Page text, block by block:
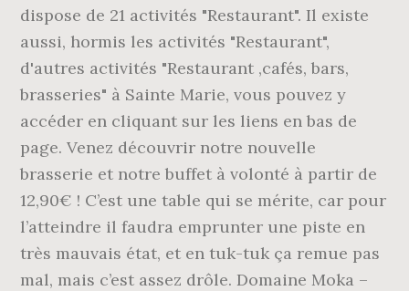
dispose de 21 activités "Restaurant". Il existe
aussi, hormis les activités "Restaurant",
d'autres activités "Restaurant ,cafés, bars,
brasseries" à Sainte Marie, vous pouvez y
accéder en cliquant sur les liens en bas de
page. Venez découvrir notre nouvelle
brasserie et notre buffet à volonté à partir de
12,90€ ! C’est une table qui se mérite, car pour
l’atteindre il faudra emprunter une piste en
très mauvais état, et en tuk-tuk ça remue pas
mal, mais c’est assez drôle. Domaine Moka –